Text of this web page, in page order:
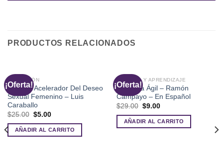
PRODUCTOS RELACIONADOS
¡Oferta!
SEDUCCIÓN
X Turbo Acelerador Del Deseo
Sexual Femenino – Luis
Caraballo
$25.00 El
original
era:
$5.00El
actual
es:
AÑADIR AL CARRITO
¡Oferta!
MEMORIA Y APRENDIZAJE
Memoria Ágil – Ramón
Campayo – En Español
$29.00 El
original
era:
$9.00El
actual
es:
AÑADIR AL CARRITO